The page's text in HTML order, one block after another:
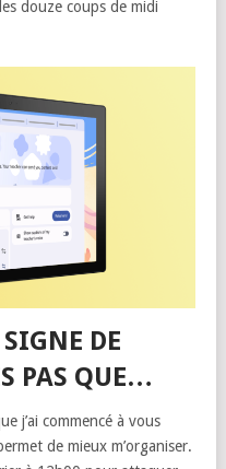
douze coups de midi
DE
PAS QUE…
j’ai commencé à vous
de mieux m’organiser.